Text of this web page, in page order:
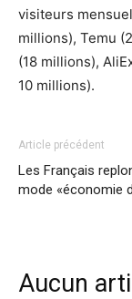
visiteurs
millions), Temu
(18 millions),
10 millions).
Article précédent
Les Français
mode «économie
Aucun